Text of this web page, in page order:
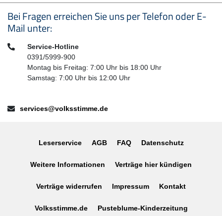
Seitenfußbereich
Bei Fragen erreichen Sie uns per Telefon oder E-
Mail unter:
Telefon:Service-Hotline
0391/5999-900
Montag bis Freitag: 7:00 Uhr bis 18:00 Uhr
Samstag: 7:00 Uhr bis 12:00 Uhr
E-Mail:services@volksstimme.de
Leserservice AGB FAQ Datenschutz
Weitere Informationen Verträge hier kündigen
Verträge widerrufen Impressum Kontakt
Volksstimme.de Pusteblume-Kinderzeitung